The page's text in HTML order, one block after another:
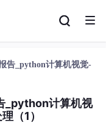
告_python计算机视觉-
_python计算机视
（1）